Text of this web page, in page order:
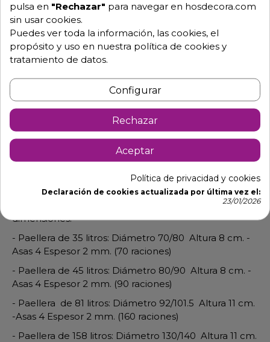
Detalles de producto
Paelleras grandes valencianas
fabricadas en acero inox. AISI 304
Ideal grandes eventos para la elaboración de paellas,
ranchos y guisos.
Con los distintos tamaños encontraras las siguientes
dimensiones:
- Paellera de 35 litros: Diámetro 70/80 Altura 8 cm. -
Asas 4 Espesor 2 mm. (70 raciones)
- Paellera de 45 litros: Diámetro 80/90 Altura 8 cm. -
Asas 4 Espesor 2 mm. (90 raciones)
- Paellera de 81 litros: Diámetro 92/101.5 Altura 11 cm.
-Asas 4 Espesor 2 mm. (160 raciones)
- Paellera de 158 litros: Diámetro 130/140 Altura 11 cm.
pulsa en "Rechazar" para navegar en hosdecora.com
sin usar cookies.
Puedes ver toda la información, las cookies, el
propósito y uso en nuestra política de cookies y
tratamiento de datos.
Configurar
Rechazar
Aceptar
Política de privacidad y cookies
Declaración de cookies actualizada por última vez el:
23/01/2026